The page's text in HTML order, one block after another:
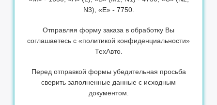
N3), «Е» - 7750.
Отправляя форму заказа в обработку Вы
соглашаетесь с «политикой конфиденциальности»
ТехАвто.
Перед отправкой формы убедительная просьба
сверить заполненные данные с исходным
документом.